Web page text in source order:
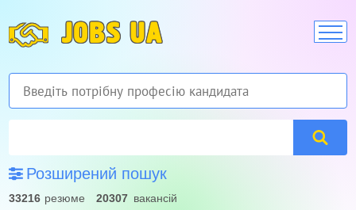
JOBS UA
Розширений пошук
33216 резюме 20307 вакансій